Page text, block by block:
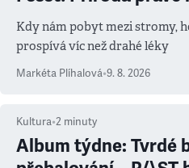
Kdy nám pobyt mezi stromy,
prospívá víc než drahé léky
Markéta Plíhalová•9. 8. 2026
Kultura•2 minuty
Album týdne: Tvrdé